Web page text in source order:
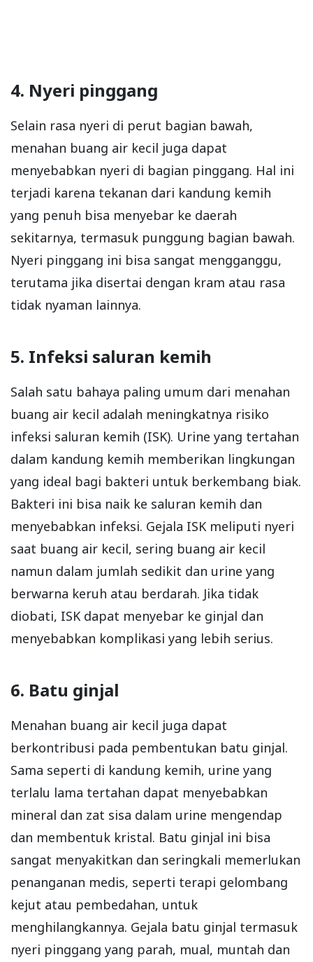
4. Nyeri pinggang
Selain rasa nyeri di perut bagian bawah,
menahan buang air kecil juga dapat
menyebabkan nyeri di bagian pinggang. Hal ini
terjadi karena tekanan dari kandung kemih
yang penuh bisa menyebar ke daerah
sekitarnya, termasuk punggung bagian bawah.
Nyeri pinggang ini bisa sangat mengganggu,
terutama jika disertai dengan kram atau rasa
tidak nyaman lainnya.
5. Infeksi saluran kemih
Salah satu bahaya paling umum dari menahan
buang air kecil adalah meningkatnya risiko
infeksi saluran kemih (ISK). Urine yang tertahan
dalam kandung kemih memberikan lingkungan
yang ideal bagi bakteri untuk berkembang biak.
Bakteri ini bisa naik ke saluran kemih dan
menyebabkan infeksi. Gejala ISK meliputi nyeri
saat buang air kecil, sering buang air kecil
namun dalam jumlah sedikit dan urine yang
berwarna keruh atau berdarah. Jika tidak
diobati, ISK dapat menyebar ke ginjal dan
menyebabkan komplikasi yang lebih serius.
6. Batu ginjal
Menahan buang air kecil juga dapat
berkontribusi pada pembentukan batu ginjal.
Sama seperti di kandung kemih, urine yang
terlalu lama tertahan dapat menyebabkan
mineral dan zat sisa dalam urine mengendap
dan membentuk kristal. Batu ginjal ini bisa
sangat menyakitkan dan seringkali memerlukan
penanganan medis, seperti terapi gelombang
kejut atau pembedahan, untuk
menghilangkannya. Gejala batu ginjal termasuk
nyeri pinggang yang parah, mual, muntah dan